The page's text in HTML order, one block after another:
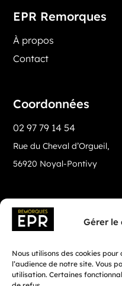
Gérer le
Nous utilisons des cookies
l’audience de notre site. Vous
utilisation. Certaines
EPR Remorques
À propos
Contact
Coordonnées
02 97 79 14 54
Rue du Cheval d’Orgueil,
56920 Noyal-Pontivy